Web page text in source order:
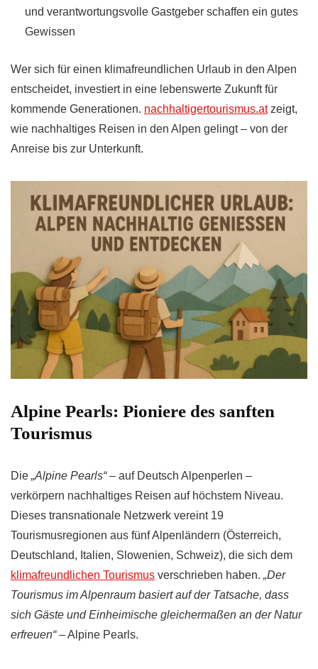
und verantwortungsvolle Gastgeber schaffen ein gutes
Gewissen
Wer sich für einen klimafreundlichen Urlaub in den Alpen
entscheidet, investiert in eine lebenswerte Zukunft für
kommende Generationen. nachhaltigertourismus.atzeigt,
wie nachhaltiges Reisen in den Alpen gelingt – von der
Anreise bis zur Unterkunft.
Alpine Pearls: Pioniere des sanften
Tourismus
Die „Alpine Pearls“– auf Deutsch Alpenperlen –
verkörpern nachhaltiges Reisen auf höchstem Niveau.
Dieses transnationale Netzwerk vereint 19
Tourismusregionen aus fünf Alpenländern (Österreich,
Deutschland, Italien, Slowenien, Schweiz), die sich dem
klimafreundlichen Tourismus verschrieben haben. „Der
Tourismus im Alpenraum basiert auf der Tatsache, dass
sich Gäste und Einheimische gleichermaßen an der Natur
erfreuen“– Alpine Pearls.